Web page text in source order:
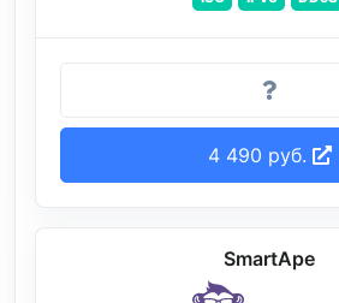
4 490 руб.
SmartApe